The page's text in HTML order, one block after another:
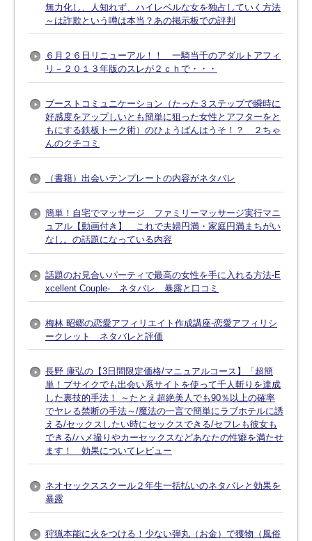
無力化し、人知れず、ハイレベルな女を独占していく方法
～は詐欺という噂は本当？あの掲示板での評判
６月２６日リニューアル！！ 一騎当千のアダルトアフィ
リ－２０１３年版のスレが２ｃｈで・・・
ブーストコミュニケーション（たった３ステップで瞬時に
好感度をアップしいとも簡単に狙った女性とアフターをと
もにする鉄板トーク術）のひょうばんはうそ！？ ２ちゃ
んのクチコミ
（書籍）出会いテンプレートの内容がネタバレ
簡単！自宅でマッサージ ファミリーマッサージ実行マニ
ュアル【動画付き】 これで夫婦円満・家庭円満まちがい
なし。の話題になっている内容
話題のお見合いパーティで最高の女性を手に入れる方法-E
xcellent Couple- ネタバレ 暴露と口コミ
梅林 昭郷の恋愛アフィリエイト作成講座-恋愛アフィリシ
ークレット ネタバレと評価
長野 康弘の【3日間限定価格/マニュアルコース】「超簡
単！ブサイクでも出会い系サイトを使って千人斬りを達成
した裏技的手法！ ～たとえ超絶美人でも90％以上の確率
でヤレる禁断の手法～/魔法の一言で簡単にラブホテルに誘
える/セックスしたい時にセックスできる/セフレも彼女も
できる/ハメ撮りやカーセックスなどあなたの性癖を満たせ
ます！ 効果についてレビュー
ネオセックススクール２年生一括払いのネタバレと効果を
暴露
狩猟本能に火をつける！少ない弾丸（お金）で獲物（風俗